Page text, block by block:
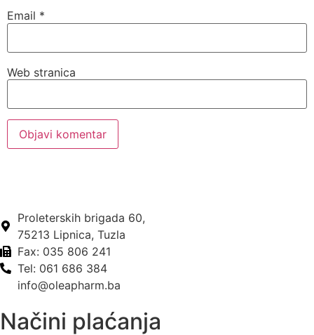
Email *
Web stranica
Proleterskih brigada 60,
75213 Lipnica, Tuzla
Fax: 035 806 241
Tel: 061 686 384
info@oleapharm.ba
Načini plaćanja